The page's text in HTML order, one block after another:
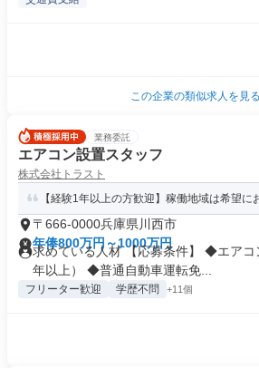
この企業の類似求人を見る
業務委託
エアコン設置スタッフ
株式会社トラスト
【経験1年以上の方歓迎】稼働地域は希望に
〒666-0000兵庫県川西市
年俸800万円～1000万円
求めている人材 【応募条件】 ◆エアコ
年以上） ◆普通自動車運転免...
フリーター歓迎 学歴不問 +11個